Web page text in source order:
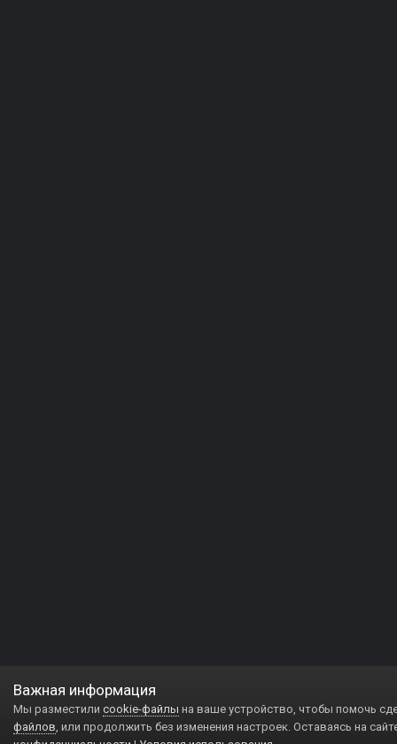
Важная информация
Мы разместили cookie-файлы на ваше устройство, чтобы помочь
файлов, или продолжить без изменения настроек. Оставаясь на